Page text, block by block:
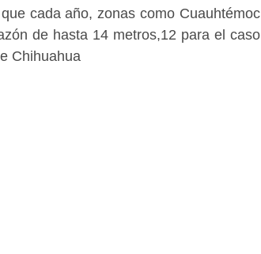
cada año, zonas como Cuauhtémoc
de hasta 14 metros,12 para el caso
Chihuahua